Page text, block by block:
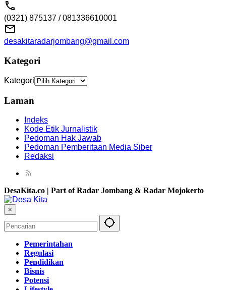
(0321) 875137 / 081336610001
desakitaradarjombang@gmail.com
Kategori
Kategori
Laman
Indeks
Kode Etik Jurnalistik
Pedoman Hak Jawab
Pedoman Pemberitaan Media Siber
Redaksi
DesaKita.co | Part of Radar Jombang & Radar Mojokerto
×
Pemerintahan
Regulasi
Pendidikan
Bisnis
Potensi